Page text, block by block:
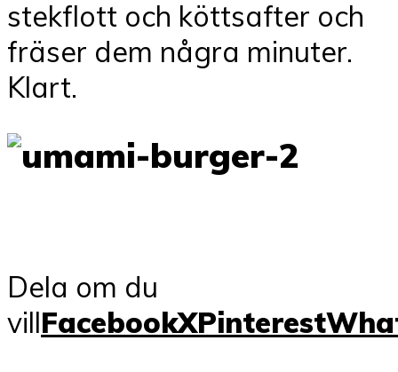
stekflott och köttsafter och
fräser dem några minuter.
Klart.
Dela om du
villFacebookXPinterest